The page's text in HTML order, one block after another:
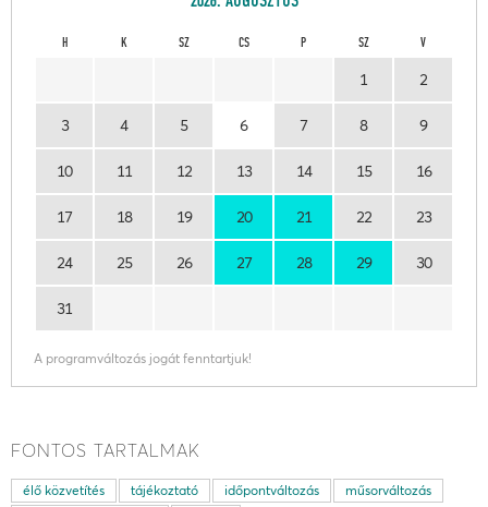
H K SZ CS P SZ V
1 2
3 4 5 6 7 8 9
10 11 12 13 14 15 16
17 18 19 20 21 22 23
24 25 26 27 28 29 30
31
A programváltozás jogát fenntartjuk!
FONTOS TARTALMAK
élő közvetítés tájékoztató időpontváltozás
műsorváltozás